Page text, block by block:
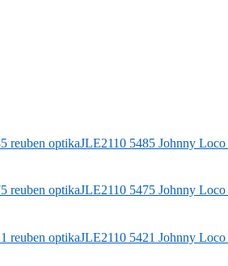
JLE2110 5485 Johnny Loco
JLE2110 5475 Johnny Loco
JLE2110 5421 Johnny Loco